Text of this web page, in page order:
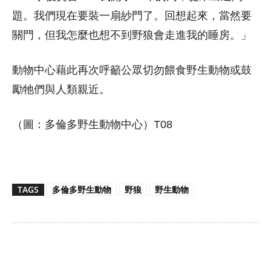
題。我們現在要裝一扇紗門了。回想起來，當然要
關門，但我怎麼也想不到野狼會走進我的睡房。」
動物中心藉此再次呼籲公眾切勿餵食野生動物或鼓
勵牠們與人類親近。
（圖：多倫多野生動物中心）T08
TAGS 多倫多野生動物 野狼 野生動物